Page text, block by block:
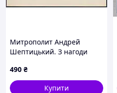
Митрополит Андрей
Шептицький. З нагоди
Унії 1994 рік. Поштовий
конверт.
490 ₴
Купити